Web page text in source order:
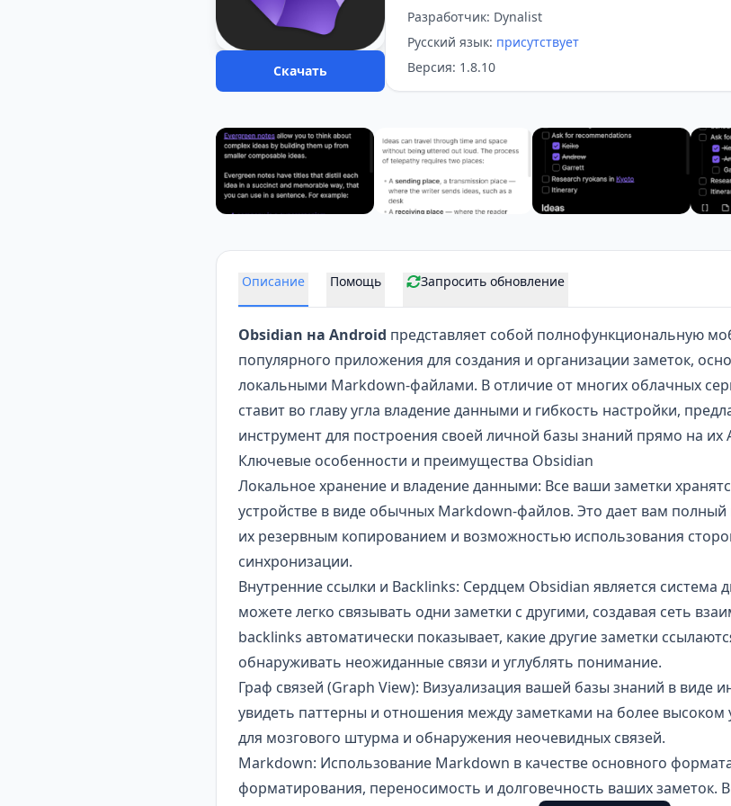
Скачать
Разработчик: Dynalist
Русский язык: присутствует
Версия: 1.8.10
Описание Помощь Запросить обновление
Obsidian на Android представляет собой полнофункциональную
популярного приложения для создания и организации заметок,
локальными Markdown-файлами. В отличие от многих облачных
ставит во главу угла владение данными и гибкость настройки,
инструмент для построения своей личной базы знаний прямо на их
Ключевые особенности и преимущества Obsidian
Локальное хранение и владение данными: Все ваши заметки
устройстве в виде обычных Markdown-файлов. Это дает вам
их резервным копированием и возможностью использования
синхронизации.
Внутренние ссылки и Backlinks: Сердцем Obsidian является система
можете легко связывать одни заметки с другими, создавая сеть
backlinks автоматически показывает, какие другие заметки
обнаруживать неожиданные связи и углублять понимание.
Граф связей (Graph View): Визуализация вашей базы знаний в виде
увидеть паттерны и отношения между заметками на более
для мозгового штурма и обнаружения неочевидных связей.
Markdown: Использование Markdown в качестве основного
форматирования, переносимость и долговечность ваших заметок.